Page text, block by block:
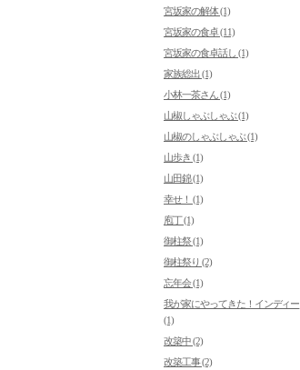
宮坂家の解体 (1)
宮坂家の食卓 (11)
宮坂家の食卓話し (1)
家族総出 (1)
小林一茶さん (1)
山椒しゃぶしゃぶ (1)
山椒のしゃぶしゃぶ (1)
山歩き (1)
山田錦 (1)
幸せ！ (1)
庖丁 (1)
御柱祭 (1)
御柱祭り (2)
忘年会 (1)
我が家にやってきた！インディー
(1)
改築中 (2)
改築工事 (2)